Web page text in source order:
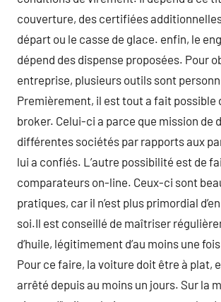
couverture, des certifiées
départ ou le casse de glace. enfin, le
dépend des dispense proposées. Pour
entreprise, plusieurs outils sont
Premièrement, il est tout a fait possible
broker. Celui-ci a parce que mission de
différentes sociétés par rapports aux
lui a confiés. L’autre possibilité est de
comparateurs on-line. Ceux-ci sont
pratiques, car il n’est plus primordial
soi.Il est conseillé de maîtriser
d’huile, légitimement d’au moins une
Pour ce faire, la voiture doit être à plat,
arrêté depuis au moins un jours. Sur la